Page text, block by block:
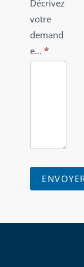
Décrivez
votre
demand
e...*